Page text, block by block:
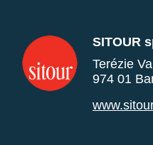
SITOUR
Terézie
974 01